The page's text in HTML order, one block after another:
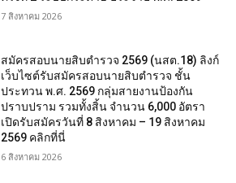
7 สิงหาคม 2026
สมัครสอบนายสิบตำรวจ 2569 (นสต.18) ลิงก์
เว็บไซต์รับสมัครสอบนายสิบตำรวจ ชั้น
ประทวน พ.ศ. 2569 กลุ่มสายงานป้องกัน
ปราบปราม รวมทั้งสิ้น จำนวน 6,000 อัตรา
เปิดรับสมัครวันที่ 8 สิงหาคม – 19 สิงหาคม
2569 คลิกที่นี่
6 สิงหาคม 2026